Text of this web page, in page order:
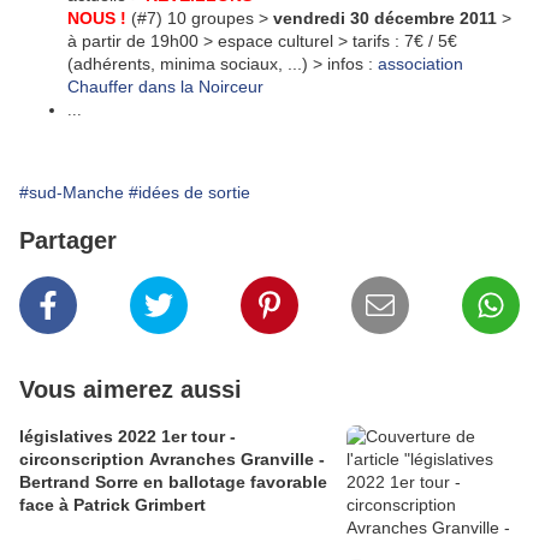
NOUS ! (#7) 10 groupes > vendredi 30 décembre 2011 >
à partir de 19h00 > espace culturel > tarifs : 7€ / 5€
(adhérents, minima sociaux, ...) > infos : association
Chauffer dans la Noirceur
...
#sud-Manche #idées de sortie
Partager
Vous aimerez aussi
législatives 2022 1er tour -
circonscription Avranches Granville -
Bertrand Sorre en ballotage favorable
face à Patrick Grimbert